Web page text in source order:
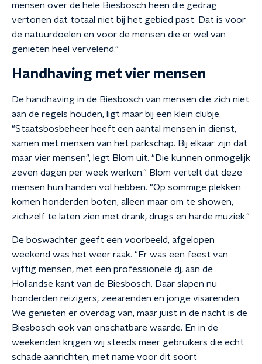
mensen over de hele Biesbosch heen die gedrag
vertonen dat totaal niet bij het gebied past. Dat is voor
de natuurdoelen en voor de mensen die er wel van
genieten heel vervelend."
Handhaving met vier mensen
De handhaving in de Biesbosch van mensen die zich niet
aan de regels houden, ligt maar bij een klein clubje.
"Staatsbosbeheer heeft een aantal mensen in dienst,
samen met mensen van het parkschap. Bij elkaar zijn dat
maar vier mensen", legt Blom uit. "Die kunnen onmogelijk
zeven dagen per week werken." Blom vertelt dat deze
mensen hun handen vol hebben. "Op sommige plekken
komen honderden boten, alleen maar om te showen,
zichzelf te laten zien met drank, drugs en harde muziek."
De boswachter geeft een voorbeeld, afgelopen
weekend was het weer raak. "Er was een feest van
vijftig mensen, met een professionele dj, aan de
Hollandse kant van de Biesbosch. Daar slapen nu
honderden reizigers, zeearenden en jonge visarenden.
We genieten er overdag van, maar juist in de nacht is de
Biesbosch ook van onschatbare waarde. En in de
weekenden krijgen wij steeds meer gebruikers die echt
schade aanrichten, met name voor dit soort